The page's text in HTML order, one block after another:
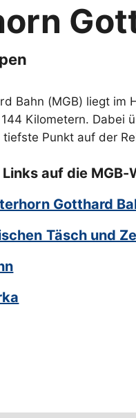
Bahn (MGB) liegt
Kilometern.
tiefste Punkt auf der
auf die MGB-
Gotthard
Täsch und